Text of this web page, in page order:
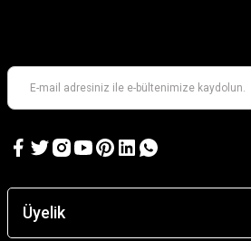
Kill Team: Terror on Devlan
Üyelik